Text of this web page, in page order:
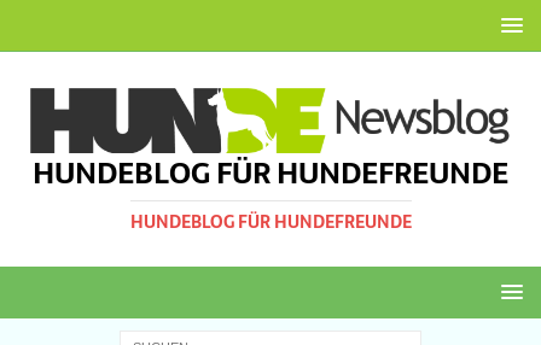
HUNDEBLOG FÜR HUNDEFREUNDE
HUNDEBLOG FÜR HUNDEFREUNDE